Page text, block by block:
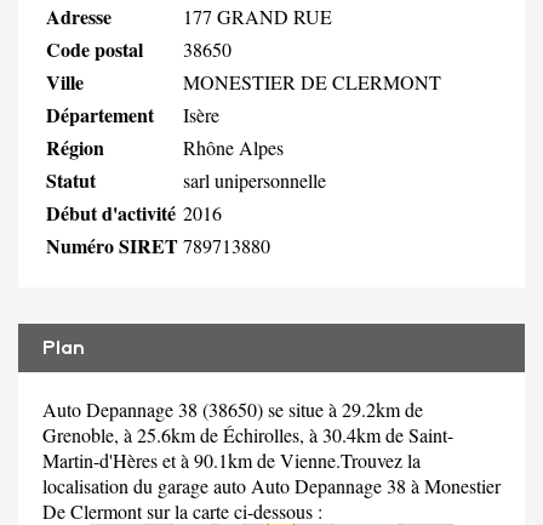
Adresse 177 GRAND RUE
Code postal 38650
Ville MONESTIER DE CLERMONT
Département Isère
Région Rhône Alpes
Statut sarl unipersonnelle
Début d'activité 2016
Numéro SIRET789713880
Plan
Auto Depannage 38 (38650) se situe à 29.2km de
Grenoble, à 25.6km de Échirolles, à 30.4km de Saint-
Martin-d'Hères et à 90.1km de Vienne.Trouvez la
localisation du garage auto Auto Depannage 38 à Monestier
De Clermont sur la carte ci-dessous :